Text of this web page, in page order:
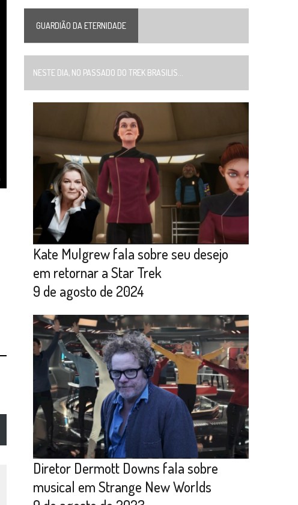
GUARDIÃO DA ETERNIDADE
NESTE DIA, NO PASSADO DO TREK BRASILIS...
Kate Mulgrew fala sobre seu desejo
em retornar a Star Trek
9 de agosto de 2024
Diretor Dermott Downs fala sobre
musical em Strange New Worlds